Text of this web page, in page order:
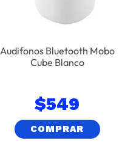
Audifonos Bluetooth Mobo
Cube Blanco
$549
COMPRAR